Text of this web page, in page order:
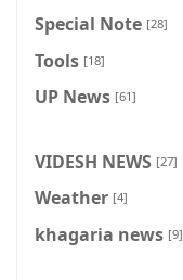
Special Note [28]
Tools [18]
UP News [61]
VIDESH NEWS [27]
Weather [4]
khagaria news [9]